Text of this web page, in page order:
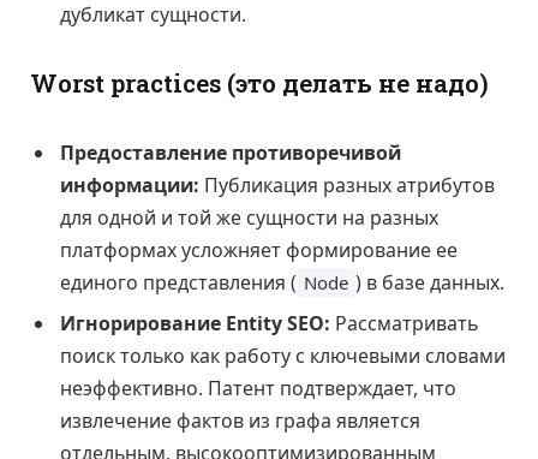
дубликат сущности.
Worst practices (это делать не надо)
Предоставление противоречивой
информации: Публикация разных атрибутов
для одной и той же сущности на разных
платформах усложняет формирование ее
единого представления ( Node ) в базе данных.
Игнорирование Entity SEO: Рассматривать
поиск только как работу с ключевыми словами
неэффективно. Патент подтверждает, что
извлечение фактов из графа является
отдельным, высокооптимизированным